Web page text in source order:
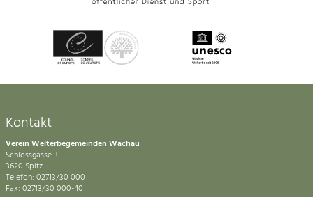
Kontakt
Verein Welterbegemeinden Wachau
Schlossgasse 3
3620 Spitz
Telefon: 02713/30 000
Fax: 02713/30 000-40